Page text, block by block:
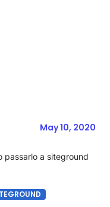
May 10, 2020
passarlo a siteground